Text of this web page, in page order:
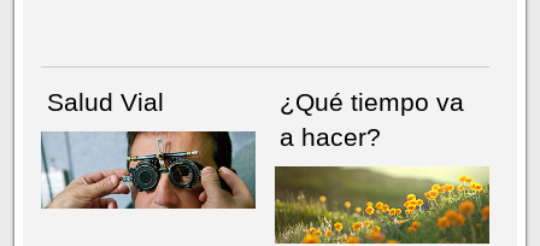
Salud Vial
¿Qué tiempo va
a hacer?